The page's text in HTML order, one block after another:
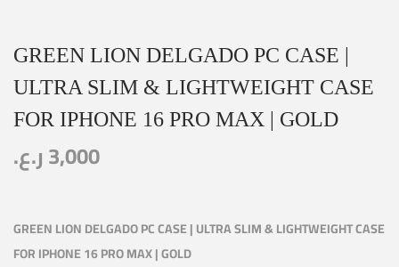
GREEN LION DELGADO PC CASE |
ULTRA SLIM & LIGHTWEIGHT CASE
FOR IPHONE 16 PRO MAX | GOLD
3,000ر.ع.
GREEN LION DELGADO PC CASE | ULTRA SLIM & LIGHTWEIGHT CASE
FOR IPHONE 16 PRO MAX | GOLD